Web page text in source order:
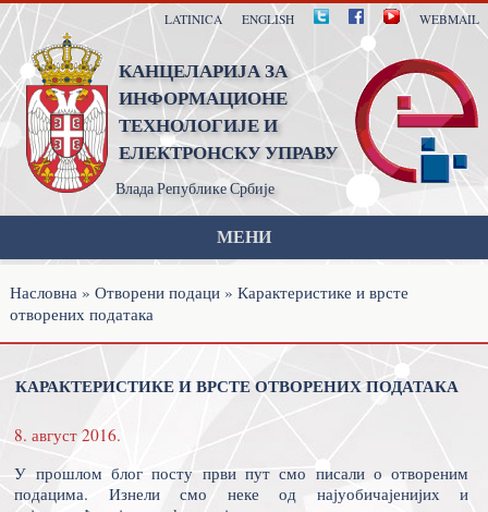
LATINICA| ENGLISH | | WEBMAIL
КАНЦЕЛАРИЈА ЗА
ИНФОРМАЦИОНЕ
ТЕХНОЛОГИЈЕ И
ЕЛЕКТРОНСКУ УПРАВУ
Влада Републике Србије
МЕНИ
Насловна» Отворени подаци» Карактеристике и врсте
отворених података
КАРАКТЕРИСТИКЕ И ВРСТЕ ОТВОРЕНИХ ПОДАТАКА
8. август 2016.
У прошлом блог посту први пут смо писали о отвореним
подацима. Изнели смо неке од најуобичајенијих и